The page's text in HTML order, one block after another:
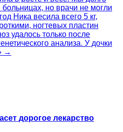
но врачи не могли
Ника весила всего 5 кг,
ногтевых пластин
удалось только после
анализа. У дочки
→
дорогое лекарство